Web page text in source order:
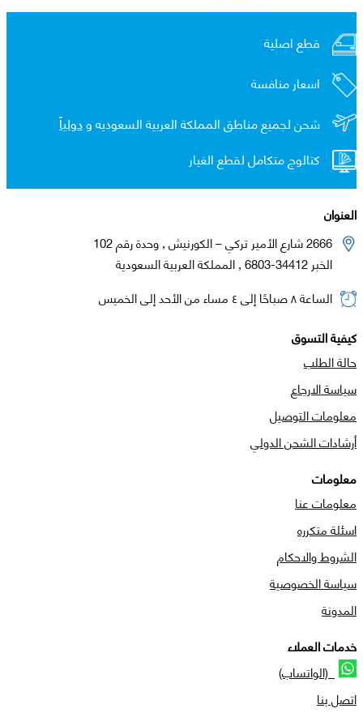
قطع اصلية
اسعار منافسة
شحن لجميع مناطق المملكة العربية السعوديه ودولياً
كتالوج متكامل لقطع الغيار
العنوان
2666 شارع الأمير تركي – الكورنيش , وحدة رقم 102
الخبر 34412-6803 , المملكة العربية السعودية
الساعة ٨ صباحًا إلى ٤ مساء من الأحد إلى الخميس
كيفية التسوق
حالة الطلب
سياسة الارجاع
معلومات التوصيل
أرشادات الشحن الدولي
معلومات
معلومات عنا
اسئلة متكرره
الشروط والاحكام
سياسة الخصوصية
المدونة
خدمات العملاء
(الواتساب)
اتصل بنا